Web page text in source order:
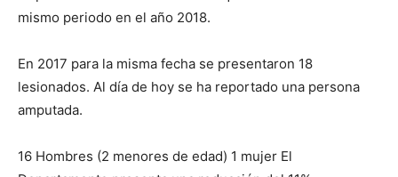
mismo periodo en el año 2018.
En 2017 para la misma fecha se presentaron 18
lesionados. Al día de hoy se ha reportado una persona
amputada.
16 Hombres (2 menores de edad) 1 mujer El